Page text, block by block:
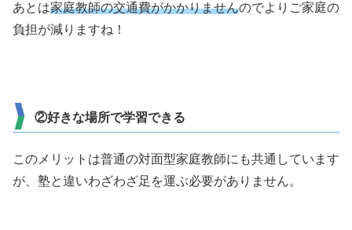
あとは家庭教師の交通費がかかりませんのでよりご家庭の
負担が減りますね！
②好きな場所で学習できる
このメリットは普通の対面型家庭教師にも共通しています
が、塾と違いわざわざ足を運ぶ必要がありません。